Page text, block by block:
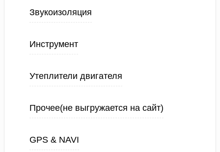
Звукоизоляция
Инструмент
Утеплители двигателя
Прочее(не выгружается на сайт)
GPS & NAVI